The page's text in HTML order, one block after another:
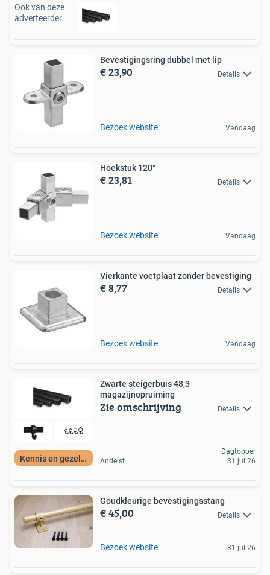
Ook van deze
adverteerder
Bevestigingsring dubbel met lip
€ 23,90 Details
Bezoek website Vandaag
Hoekstuk 120°
€ 23,81 Details
Bezoek website Vandaag
Vierkante voetplaat zonder bevestiging
€ 8,77 Details
Bezoek website Vandaag
Kennis en gezellig
Zwarte steigerbuis 48,3
magazijnopruiming
Zie omschrijving Details
Andelst
Dagtopper
31 jul 26
Goudkleurige bevestigingsstang
€ 45,00 Details
Bezoek website 31 jul 26